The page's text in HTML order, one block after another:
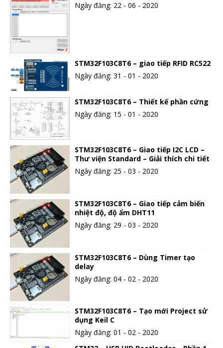
Ngày đăng: 22 - 06 - 2020
STM32F103C8T6 – giao tiếp RFID RC522
Ngày đăng: 31 - 01 - 2020
STM32F103C8T6 – Thiết kế phần cứng
Ngày đăng: 15 - 01 - 2020
STM32F103C8T6 – Giao tiếp I2C LCD –
Thư viện Standard – Giải thích chi tiết
Ngày đăng: 25 - 03 - 2020
STM32F103C8T6 – Giao tiếp cảm biến
nhiệt độ, độ ẩm DHT11
Ngày đăng: 29 - 03 - 2020
STM32F103C8T6 – Dùng Timer tạo
delay
Ngày đăng: 04 - 02 - 2020
STM32F103C8T6 – Tạo mới Project sử
dụng Keil C
Ngày đăng: 01 - 02 - 2020